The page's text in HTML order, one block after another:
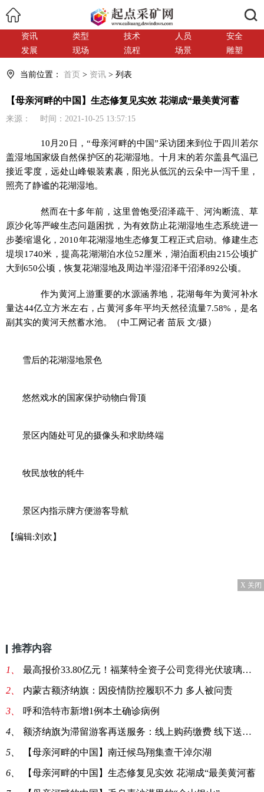
资讯 类型 技术 人员
安全
发展
现场 流程 场景 雕塑
当前位置： 首页 > 资讯 > 列表
【母亲河畔的中国】生态修复见实效 花湖成“最美黄河蓄
来源： 时间：2021-10-25 13:57:15
10月20日，“母亲河畔的中国”采访团来到位于四川若尔
盖湿地国家级自然保护区的花湖湿地。十月末的若尔盖县气温已
接近零度，远处山峰银装素裹，阳光从低沉的云朵中一泻千里，
照亮了静谧的花湖湿地。
然而在十多年前，这里曾饱受沼泽疏干、河沟断流、草
原沙化等严峻生态问题困扰，为有效防止花湖湿地生态系统进一
步萎缩退化，2010年花湖湿地生态修复工程正式启动。修建生态
堤坝1740米，提高花湖湖泊水位52厘米，湖泊面积由215公顷扩
大到650公顷，恢复花湖湿地及周边半湿沼泽干沼泽892公顷。
作为黄河上游重要的水源涵养地，花湖每年为黄河补水
量达44亿立方米左右，占黄河多年平均天然径流量7.58%，是名
副其实的黄河天然蓄水池。（中工网记者 苗辰 文/摄）
雪后的花湖湿地景色
悠然戏水的国家保护动物白骨顶
景区内随处可见的摄像头和求助终端
牧民放牧的牦牛
景区内指示牌方便游客导航
【编辑:刘欢】
X 关闭
推荐内容
1、 最高报价33.80亿元！福莱特全资子公司竞得光伏玻璃采矿权
2、 内蒙古额济纳旗：因疫情防控履职不力 多人被问责
3、 呼和浩特市新增1例本土确诊病例
4、 额济纳旗为滞留游客再送服务：线上购药缴费 线下送药上门
5、 【母亲河畔的中国】南迁候鸟翔集查干淖尔湖
6、 【母亲河畔的中国】生态修复见实效 花湖成“最美黄河蓄